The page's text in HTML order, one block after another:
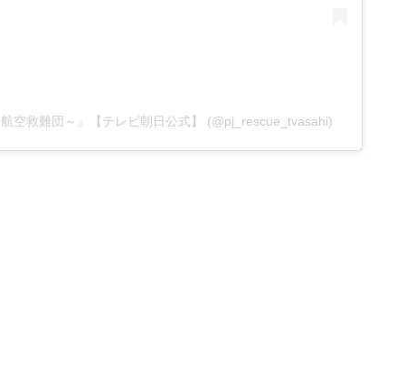
空救難団～』【テレビ朝日公式】 (@pj_rescue_tvasahi)